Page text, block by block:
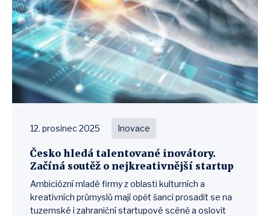
12. prosinec 2025 Inovace
Česko hledá talentované inovátory.
Začíná soutěž o nejkreativnější startup
Ambiciózní mladé firmy z oblasti kulturních a
kreativních průmyslů mají opět šanci prosadit se na
tuzemské i zahraniční startupové scéně a oslovit